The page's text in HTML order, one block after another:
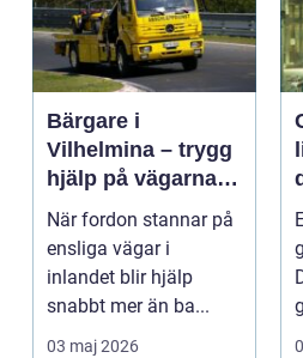
Bärgare i
Vilhelmina – trygg
hjälp på vägarna
året runt
När fordon stannar på
ensliga vägar i
inlandet blir hjälp
snabbt mer än ba...
03 maj 2026